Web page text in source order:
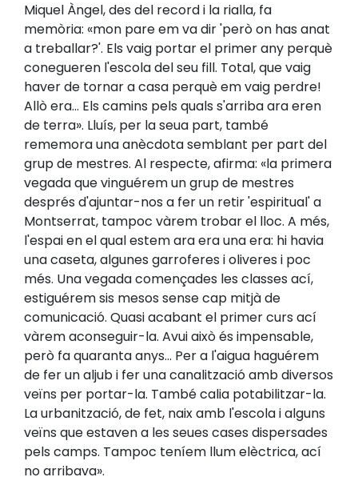
Miquel Àngel, des del record i la rialla, fa
memòria: «mon pare em va dir 'però on has anat
a treballar?'. Els vaig portar el primer any perquè
conegueren l'escola del seu fill. Total, que vaig
haver de tornar a casa perquè em vaig perdre!
Allò era... Els camins pels quals s'arriba ara eren
de terra». Lluís, per la seua part, també
rememora una anècdota semblant per part del
grup de mestres. Al respecte, afirma: «la primera
vegada que vinguérem un grup de mestres
després d'ajuntar-nos a fer un retir 'espiritual' a
Montserrat, tampoc vàrem trobar el lloc. A més,
l'espai en el qual estem ara era una era: hi havia
una caseta, algunes garroferes i oliveres i poc
més. Una vegada començades les classes ací,
estiguérem sis mesos sense cap mitjà de
comunicació. Quasi acabant el primer curs ací
vàrem aconseguir-la. Avui això és impensable,
però fa quaranta anys... Per a l'aigua haguérem
de fer un aljub i fer una canalització amb diversos
veïns per portar-la. També calia potabilitzar-la.
La urbanització, de fet, naix amb l'escola i alguns
veïns que estaven a les seues cases dispersades
pels camps. Tampoc teníem llum elèctrica, ací
no arribava».